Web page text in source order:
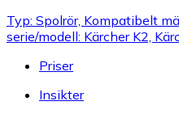
Typ: Spolrör, Kompatibelt
serie/modell: Kärcher K2,
Priser
Insikter